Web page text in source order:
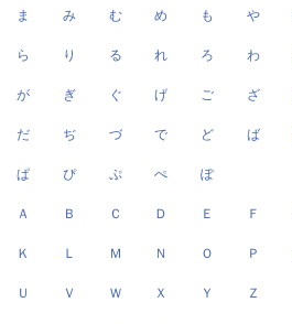
ま み む め も や
ら り る れ ろ わ
が ぎ ぐ げ ご ざ
だ ぢ づ で ど ば
ぱ ぴ ぷ ぺ ぽ
Ａ Ｂ Ｃ Ｄ Ｅ Ｆ
Ｋ Ｌ Ｍ Ｎ Ｏ Ｐ
Ｕ Ｖ Ｗ Ｘ Ｙ Ｚ